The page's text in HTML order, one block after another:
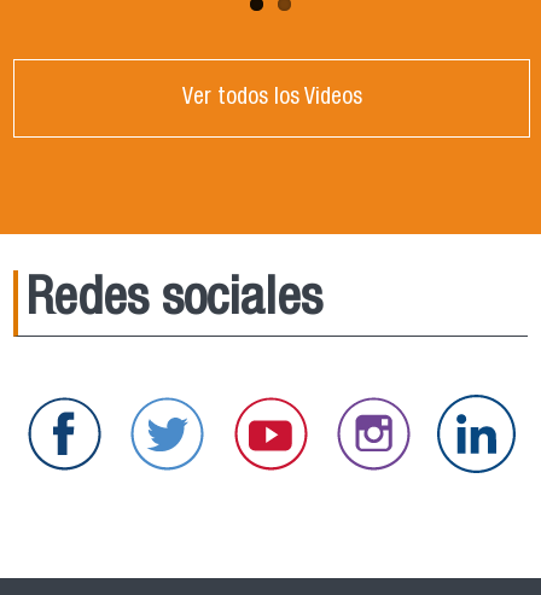
Ver todos los Videos
Redes sociales